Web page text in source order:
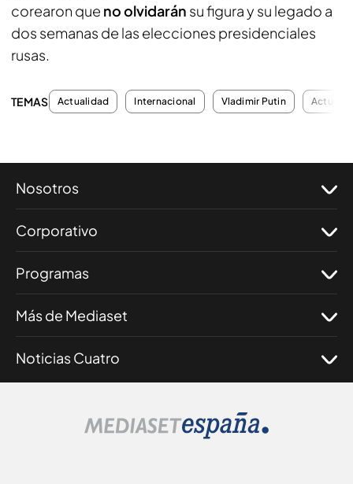
corearon que no olvidarán su figura y su legado a
dos semanas de las elecciones presidenciales
rusas.
TEMAS Actualidad Internacional Vladimir Putin
Nosotros
Corporativo
Programas
Más de Mediaset
Noticias Cuatro